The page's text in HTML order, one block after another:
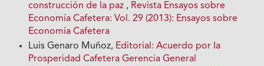
construcción de la paz , Revista Ensayos sobre
Economía Cafetera: Vol. 29 (2013): Ensayos sobre
Economía Cafetera
Luis Genaro Muñoz, Editorial: Acuerdo por Ia
Prosperidad Cafetera Gerencia General